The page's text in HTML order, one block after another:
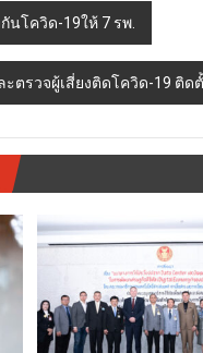
นโควิด-19ให้ 7 รพ.
ตรวจผู้เสี่ยงติดโควิด-19 ติ